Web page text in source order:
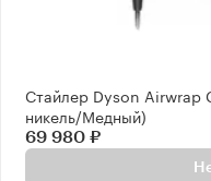
Стайлер Dyson Airwrap
никель/Медный)
69 980 ₽